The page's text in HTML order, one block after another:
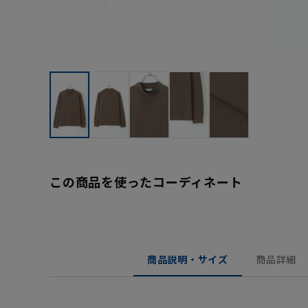
この商品を使ったコーディネート
商品説明・サイズ 商品詳細